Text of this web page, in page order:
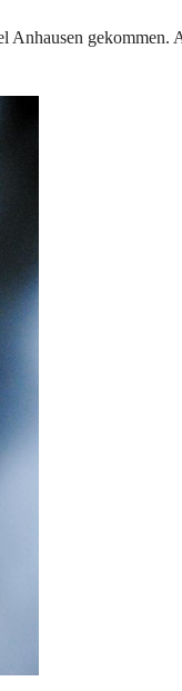
Anhausen gekommen.